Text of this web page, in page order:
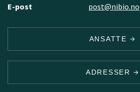
E-post
post@nibio.no
ANSATTE
ADRESSER